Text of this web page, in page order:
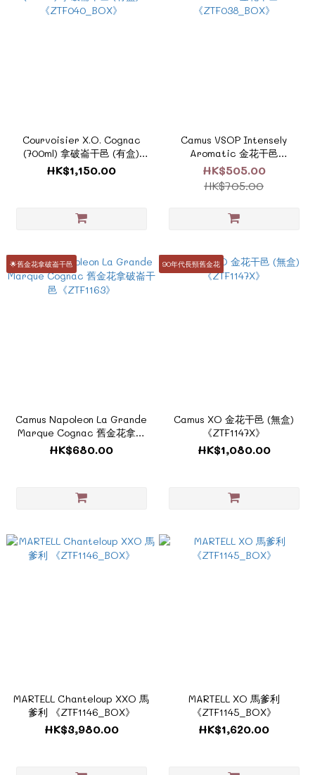
Courvoisier X.O. Cognac
(700ml) 拿破崙干邑 (有盒)
《ZTF040_BOX》
HK$1,150.00
Camus VSOP Intensely
Aromatic 金花干邑
《ZTF038_BOX》
HK$505.00
HK$705.00
🌟舊金花拿破崙干邑
Camus Napoleon La Grande
Marque Cognac 舊金花拿破
崙干邑《ZTF1163》
HK$680.00
90年代長頸舊金花
Camus XO 金花干邑 (無盒)
《ZTF1147X》
HK$1,080.00
MARTELL Chanteloup XXO 馬
爹利 《ZTF1146_BOX》
HK$3,980.00
MARTELL XO 馬爹利
《ZTF1145_BOX》
HK$1,620.00